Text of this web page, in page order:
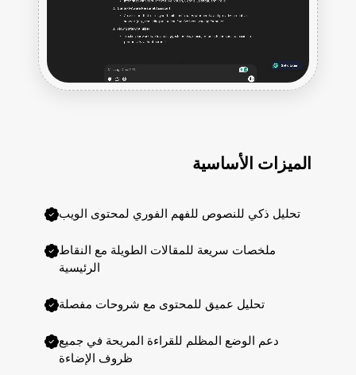
الميزات الأساسية
تحليل ذكي للنصوص للفهم الفوري لمحتوى الويب
ملخصات سريعة للمقالات الطويلة مع النقاط
الرئيسية
تحليل عميق للمحتوى مع شروحات مفصلة
دعم الوضع المظلم للقراءة المريحة في جميع
ظروف الإضاءة